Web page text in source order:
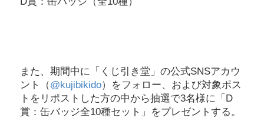
また、期間中に「くじ引き堂」の公式SNSアカウ
ント（@kujibikido）をフォロー、および対象ポス
トをリポストした方の中から抽選で3名様に「D
賞：缶バッジ全10種セット」をプレゼントする。